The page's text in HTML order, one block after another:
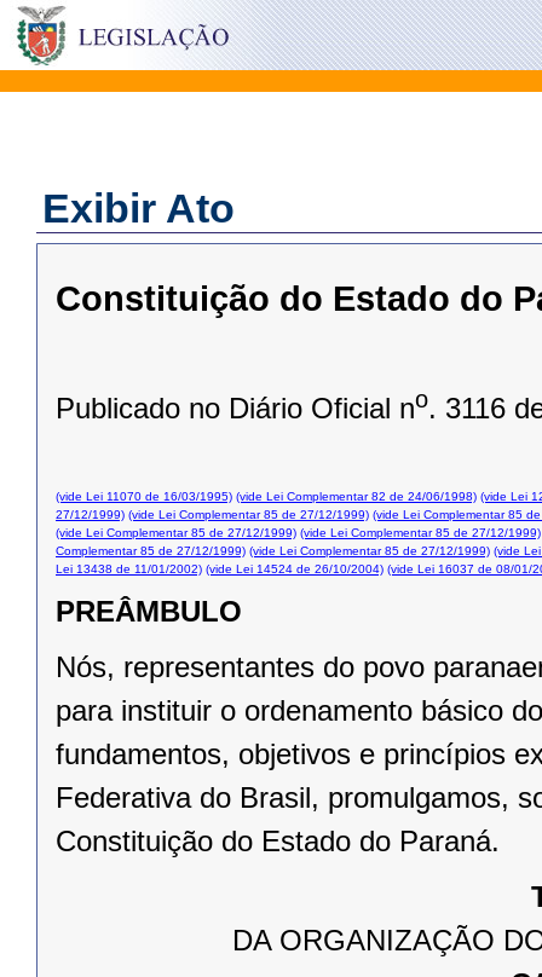
Exibir Ato
Constituição do Estado do
Publicado no Diário Oficial no. 3116
(vide Lei 11070 de 16/03/1995) (vide Lei Complementar 82 de 24/06/1998) (vide Lei
27/12/1999) (vide Lei Complementar 85 de 27/12/1999) (vide Lei Complementar 85
(vide Lei Complementar 85 de 27/12/1999) (vide Lei Complementar 85 de 27/12/1999)
Complementar 85 de 27/12/1999) (vide Lei Complementar 85 de 27/12/1999) (vide
Lei 13438 de 11/01/2002) (vide Lei 14524 de 26/10/2004) (vide Lei 16037 de 08/01/
PREÂMBULO
Nós, representantes do povo
para instituir o ordenamento básico
fundamentos, objetivos e princípios
Federativa do Brasil, promulgamos,
Constituição do Estado do Paraná.
DA ORGANIZAÇÃO